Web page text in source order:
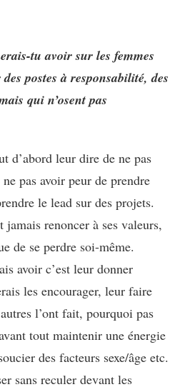
tu avoir sur les femmes
postes à responsabilité, des
qui n’osent pas
d’abord leur dire de ne pas
pas avoir peur de prendre
le lead sur des projets.
renoncer à ses valeurs,
de se perdre soi-même.
avoir c’est leur donner
les encourager, leur faire
l’ont fait, pourquoi pas
tout maintenir une énergie
des facteurs sexe/âge etc.
sans reculer devant les